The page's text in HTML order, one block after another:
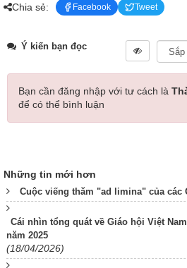
Chia sẻ: Facebook Tweet
Ý kiến bạn đọc
Bạn cần đăng nhập với tư cách là
để có thể bình luận
Những tin mới hơn
Cuộc viếng thăm "ad limina" của các
Cái nhìn tổng quát về Giáo hội Việt
năm 2025
(18/04/2026)